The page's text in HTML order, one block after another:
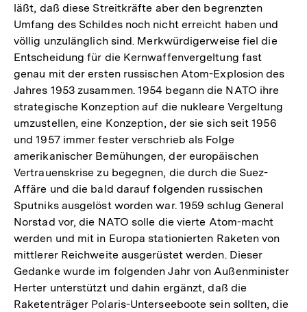
läßt, daß diese Streitkräfte aber den begrenzten
Umfang des Schildes noch nicht erreicht haben und
völlig unzulänglich sind. Merkwürdigerweise fiel die
Entscheidung für die Kernwaffenvergeltung fast
genau mit der ersten russischen Atom-Explosion des
Jahres 1953 zusammen. 1954 begann die NATO ihre
strategische Konzeption auf die nukleare Vergeltung
umzustellen, eine Konzeption, der sie sich seit 1956
und 1957 immer fester verschrieb als Folge
amerikanischer Bemühungen, der europäischen
Vertrauenskrise zu begegnen, die durch die Suez-
Affäre und die bald darauf folgenden russischen
Sputniks ausgelöst worden war. 1959 schlug General
Norstad vor, die NATO solle die vierte Atom-macht
werden und mit in Europa stationierten Raketen von
mittlerer Reichweite ausgerüstet werden. Dieser
Gedanke wurde im folgenden Jahr von Außenminister
Herter unterstützt und dahin ergänzt, daß die
Raketenträger Polaris-Unterseeboote sein sollten, die